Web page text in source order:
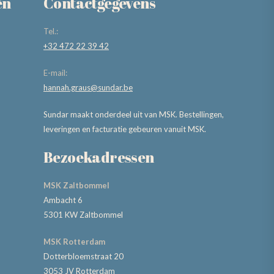
Tel.:
+32 472 22 39 42
E-mail:
hannah.graus@sundar.be
Sundar maakt onderdeel uit van MSK. Bestellingen,
leveringen en facturatie gebeuren vanuit MSK.
Bezoekadressen
MSK Zaltbommel
Ambacht 6
5301 KW Zaltbommel
MSK Rotterdam
Dotterbloemstraat 20
3053 JV Rotterdam